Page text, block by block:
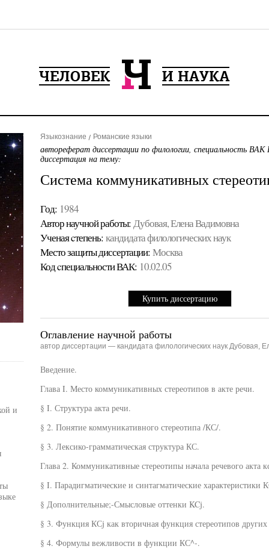
Языкознание Романские языки
автореферат диссертации по филологии, специальность
диссертация на тему:
Система коммуникативных
Год: 1984
Автор научной работы: Дубовая, Елена Вадимовна
Ученая cтепень: кандидата филологических наук
Место защиты диссертации: Москва
Код cпециальности ВАК: 10.02.05
Купить диссертацию
Оглавление научной работы
автор диссертации — кандидата филологических наук Дубовая,
Введение.
Глава I. Место коммуникативных стереотипов в акте речи.
§ I. Структура акта речи.
§ 2. Понятие коммуникативного стереотипа /КС/.
§ 3. Лексико-грамматическая структура КС.
Глава 2. Коммуникативные стереотипы начала речевого акта
§ I. Парадигматические и синтагматические характеристики
§ Дополнительные;-Смысловые оттенки KCj.
§ 3. Функция КСj как вторичная функция стереотипов
§ 4. Формулы вежливости в функции КС^-.
и